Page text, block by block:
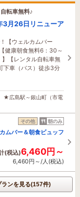
転車無料♪
3月26日リニューア
【ウェルカムバー
健康朝食無料6：30～
【レンタル自転車無
下車（バス）徒歩3分
広島駅～銀山町（市電
その他 朝のみ
ムバー＆朝食ビュッフ
(税込)6,460円～
6,460円～/人(税込)
ランを見る(157件)